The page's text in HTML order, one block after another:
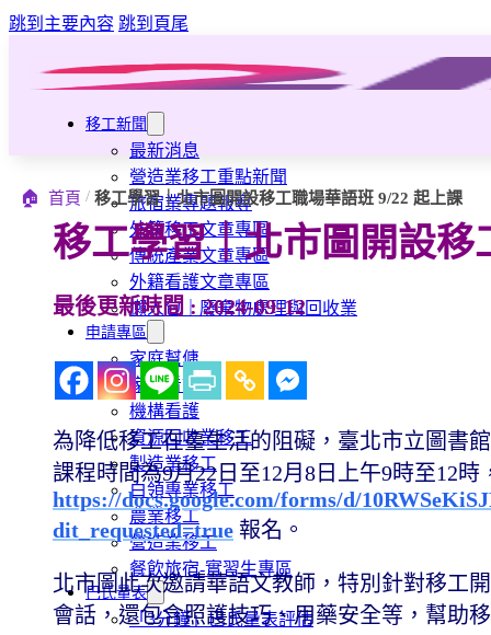
跳到主要內容 跳到頁尾
移工新聞
最新消息
營造業移工重點新聞
旅宿業專題報導
外籍移工文章專區
傳統產業文章專區
外籍看護文章專區
懶人包｜廢棄物處理與回收業
申請專區
家庭幫傭
家庭看護
機構看護
資源回收業移工
製造業移工
白領專業移工
農業移工
營造業移工
餐飲旅宿-實習生專區
巴氏量表
「3分鐘」巴氏量表評估
🏠 首頁 / 移工學習｜北市圖開設移工職場華語班 9/22 起上課
移工學習｜北市圖開設移
最後更新時間 : 2024-09-12
為降低移工在臺生活的阻礙，臺北市立圖書
課程時間為9月22日至12月8日上午9時至12
https://docs.google.com/forms/d/
dit_requested=true 報名。
北市圖此次邀請華語文教師，特別針對移工
會話，還包含照護技巧、用藥安全等，幫助